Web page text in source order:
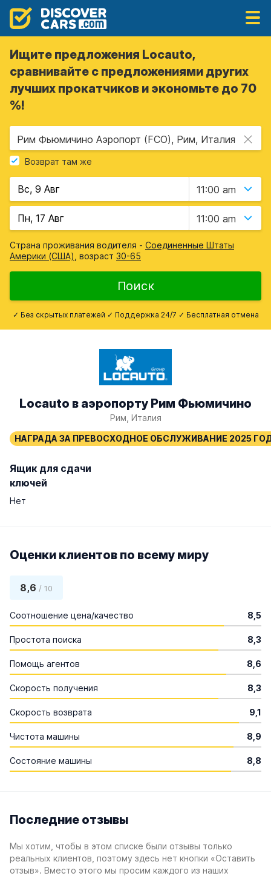
Ищите предложения Locauto,
сравнивайте с предложениями других
лучших прокатчиков и экономьте до 70
%!
Рим Фьюмичино Аэропорт (FCO), Рим, Италия
Возврат там же
11:00 am
11:00 am
Страна проживания водителя - Соединенные Штаты
Америки (США) , возраст 30-65
Поиск
✓ Без скрытых платежей ✓ Поддержка 24/7 ✓ Бесплатная отмена
Locauto в аэропорту Рим Фьюмичино
Рим, Италия
Ящик для сдачи
ключей
Нет
Оценки клиентов по всему миру
8,6 / 10
Соотношение цена/качество 8,5
Простота поиска 8,3
Помощь агентов 8,6
Скорость получения 8,3
Скорость возврата 9,1
Чистота машины 8,9
Состояние машины 8,8
Последние отзывы
Мы хотим, чтобы в этом списке были отзывы только
реальных клиентов, поэтому здесь нет кнопки «Оставить
отзыв». Вместо этого мы просим каждого из наших